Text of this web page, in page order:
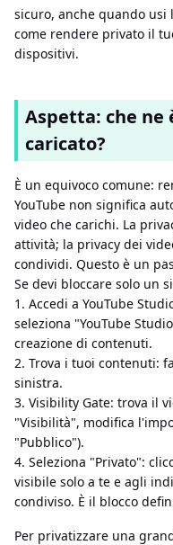
sicuro, anche quando
come rendere privato il
dispositivi.
Aspetta: che ne
caricato?
È un equivoco comune:
YouTube non significa
video che carichi. La
attività; la privacy dei
condividi. Questo è un
Se devi bloccare solo un
1. Accedi a YouTube
seleziona "YouTube
creazione di contenuti.
2. Trova i tuoi contenuti:
sinistra.
3. Visibility Gate: trova il
"Visibilità", modifica
"Pubblico").
4. Seleziona "Privato":
visibile solo a te e agli
condiviso. È il blocco
Per privatizzare una